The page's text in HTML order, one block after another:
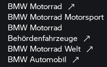
BMW Motorrad
BMW Motorrad Motorsport
BMW Motorrad
Behördenfahrzeuge
BMW Motorrad Welt
BMW Automobil